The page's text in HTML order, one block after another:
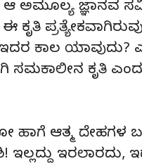
ಆ ಅಮೂಲ್ಯ ಜ್ಞಾನವ
ಕೃತಿ
ಕಾಲ ಯಾವುದು?
ಸಮಕಾಲೀನ ಕೃತಿ
ಹಾಗೆ ಆತ್ಮ ದೇಹಗಳ
ಇರಲಾರದು,